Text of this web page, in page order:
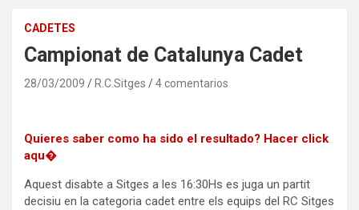
CADETES
Campionat de Catalunya Cadet
28/03/2009 R.C.Sitges 4 comentarios
Quieres saber como ha sido el resultado? Hacer click
aqu�
Aquest disabte a Sitges a les 16:30Hs es juga un partit
decisiu en la categoria cadet entre els equips del RC Sitges